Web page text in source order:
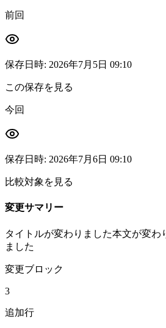
前回
保存日時: 2026年7月5日 09:10
この保存を見る
今回
保存日時: 2026年7月6日 09:10
比較対象を見る
変更サマリー
タイトルが変わりました本文が変わ
ました
変更ブロック
3
追加行